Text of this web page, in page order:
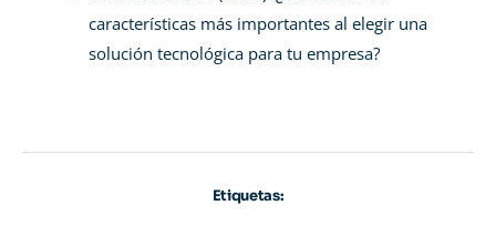
características más importantes al elegir una
solución tecnológica para tu empresa?
Etiquetas: